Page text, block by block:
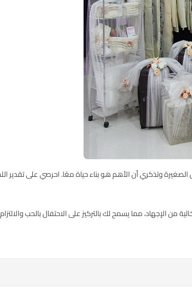
وتذكري أن الأهم هو بناء حياة معًا. احرصي على تقدير
الإجهاد، مما يسمح لك بالتركيز على الاحتفال بالحب